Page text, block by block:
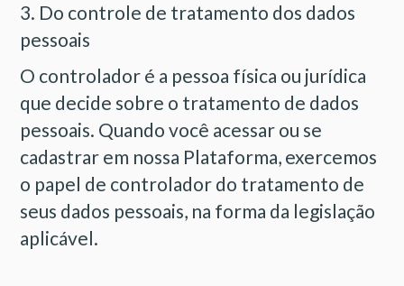
3. Do controle de tratamento dos dados
pessoais
O controlador é a pessoa física ou jurídica
que decide sobre o tratamento de dados
pessoais. Quando você acessar ou se
cadastrar em nossa Plataforma, exercemos
o papel de controlador do tratamento de
seus dados pessoais, na forma da legislação
aplicável.